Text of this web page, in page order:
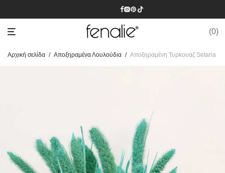
0
Αρχική σελίδα / Αποξηραμένα Λουλούδια / Αποξηραμένη Τυρκουαζ Setaria